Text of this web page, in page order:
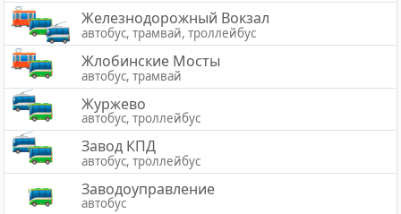
Железнодорожный Вокзал
автобус, трамвай, троллейбус
Жлобинские Мосты
автобус, трамвай
Журжево
автобус, троллейбус
Завод КПД
автобус, троллейбус
Заводоуправление
автобус